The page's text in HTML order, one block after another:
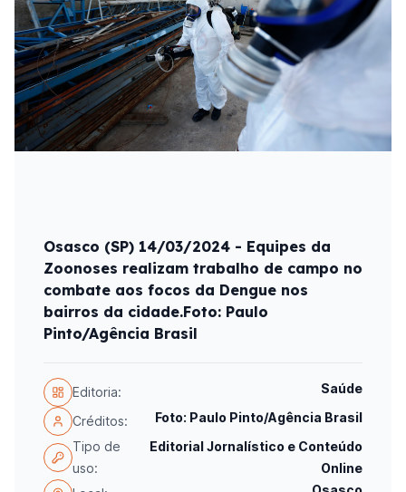
Osasco (SP) 14/03/2024 - Equipes da
Zoonoses realizam trabalho de campo no
combate aos focos da Dengue nos
bairros da cidade.Foto: Paulo
Pinto/Agência Brasil
Editoria: Saúde
Créditos:
Foto: Paulo Pinto/Agência Brasil
Tipo de
uso:
Editorial Jornalístico e Conteúdo
Online